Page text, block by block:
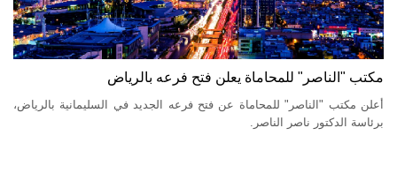
مكتب "الناصر" للمحاماة يعلن فتح فرعه بالرياض
أعلن مكتب "الناصر" للمحاماة عن فتح فرعه الجديد في السليمانية بالرياض،
برئاسة الدكتور ناصر الناصر.